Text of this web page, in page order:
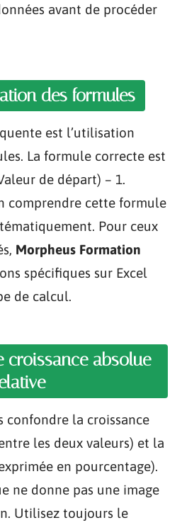
avant de procéder
des formules
est l’utilisation
La formule correcte est
de départ) – 1.
comprendre cette formule
Pour ceux
Morpheus Formation
spécifiques sur Excel
de calcul.
croissance absolue
confondre la croissance
les deux valeurs) et la
en pourcentage).
ne donne pas une image
Utilisez toujours le